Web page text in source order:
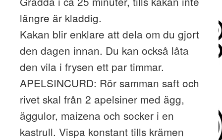
längre är kladdig.
Kakan blir enklare att dela om du gjort
den dagen innan. Du kan också låta
den vila i frysen ett par timmar.
APELSINCURD: Rör samman saft och
rivet skal från 2 apelsiner med ägg,
äggulor, maizena och socker i en
kastrull. Vispa konstant tills krämen